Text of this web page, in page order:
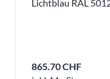
Lichtblau RAL
865.70 CHF